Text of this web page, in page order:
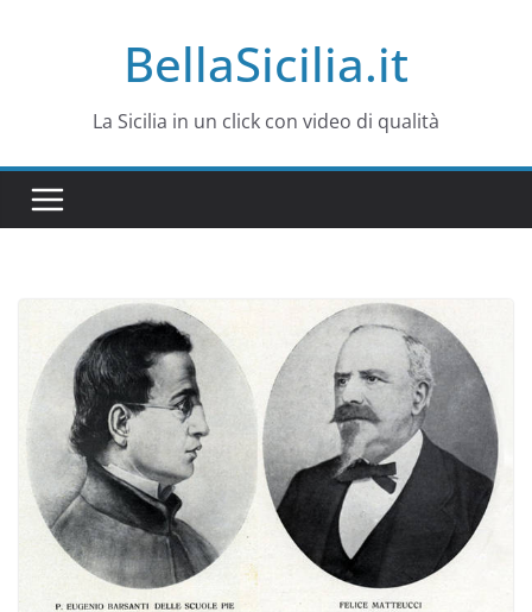
BellaSicilia.it
La Sicilia in un click con video di qualità